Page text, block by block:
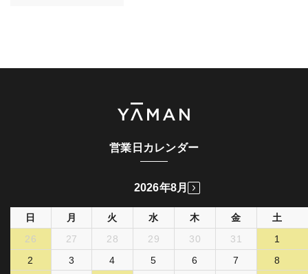
営業日カレンダー
2026年8月
日 月 火 水 木 金
土
26
27 28 29 30 31
1
2
3 4 5 6 7
8